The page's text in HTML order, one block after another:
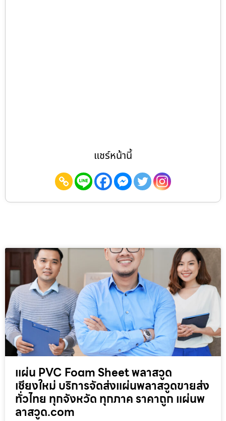
แชร์หน้านี้
แผ่น PVC Foam Sheet พลาสวูด
เชียงใหม่ บริการจัดส่งแผ่นพลาสวูดขายส่ง
ทั่วไทย ทุกจังหวัด ทุกภาค ราคาถูก แผ่นพ
ลาสวูด.com